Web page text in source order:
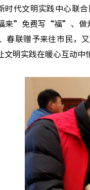
文明实践中心联合
来”免费写“福”、做
春联赠予来往市民，
明实践在暖心互动中